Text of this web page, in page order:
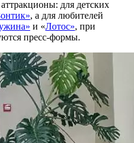
для детских
, а для любителей
и «Лотос», при
пресс-формы.